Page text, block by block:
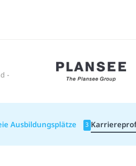
-
Ausbildungsplätze 3